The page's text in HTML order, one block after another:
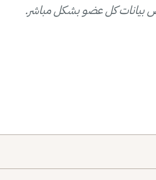
بيانات كل عضو بشكل مباشر.